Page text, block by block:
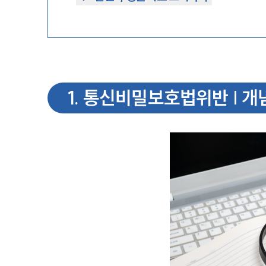
1. 통신비밀보호법위반 | 개